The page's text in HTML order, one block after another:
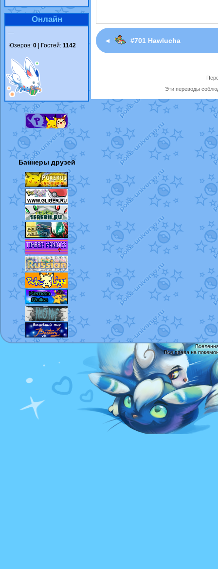
Онлайн
—
Юзеров: 0 | Гостей: 1142
Баннеры друзей
◄ #701 Hawlucha
Эти переводы
Все права на